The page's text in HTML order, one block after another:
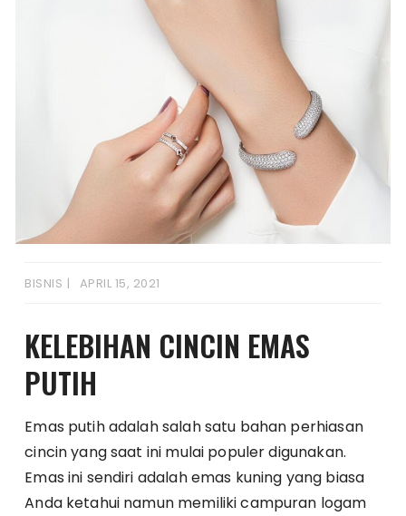
BISNIS APRIL 15, 2021
KELEBIHAN CINCIN EMAS
PUTIH
Emas putih adalah salah satu bahan perhiasan
cincin yang saat ini mulai populer digunakan.
Emas ini sendiri adalah emas kuning yang biasa
Anda ketahui namun memiliki campuran logam